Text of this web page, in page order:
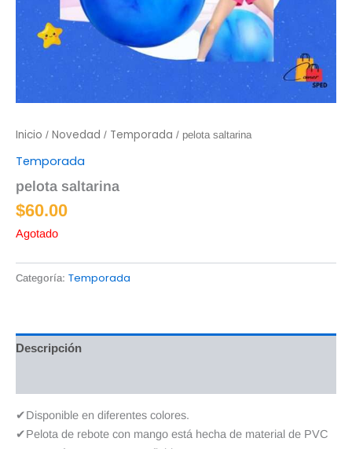
Inicio / Novedad / Temporada / pelota saltarina
Temporada
pelota saltarina
$60.00
Agotado
Categoría: Temporada
Descripción
✔Disponible en diferentes colores.
✔Pelota de rebote con mango está hecha de material de PVC